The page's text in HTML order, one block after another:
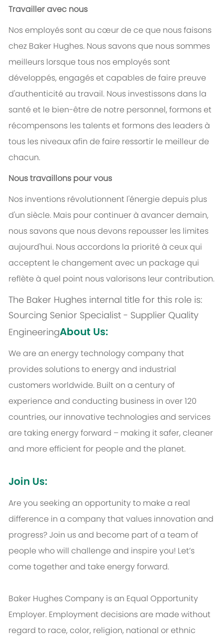
Travailler avec nous
Nos employés sont au cœur de ce que nous faisons
chez Baker Hughes. Nous savons que nous sommes
meilleurs lorsque tous nos employés sont
développés, engagés et capables de faire preuve
d'authenticité au travail. Nous investissons dans la
santé et le bien-être de notre personnel, formons et
récompensons les talents et formons des leaders à
tous les niveaux afin de faire ressortir le meilleur de
chacun.
Nous travaillons pour vous
Nos inventions révolutionnent l'énergie depuis plus
d'un siècle. Mais pour continuer à avancer demain,
nous savons que nous devons repousser les limites
aujourd'hui. Nous accordons la priorité à ceux qui
acceptent le changement avec un package qui
reflète à quel point nous valorisons leur contribution.
The Baker Hughes internal title for this role is:
Sourcing Senior Specialist - Supplier Quality
EngineeringAbout Us:
We are an energy technology company that
provides solutions to energy and industrial
customers worldwide. Built on a century of
experience and conducting business in over 120
countries, our innovative technologies and services
are taking energy forward – making it safer, cleaner
and more efficient for people and the planet.
Join Us:
Are you seeking an opportunity to make a real
difference in a company that values innovation and
progress? Join us and become part of a team of
people who will challenge and inspire you! Let’s
come together and take energy forward.
Baker Hughes Company is an Equal Opportunity
Employer. Employment decisions are made without
regard to race, color, religion, national or ethnic